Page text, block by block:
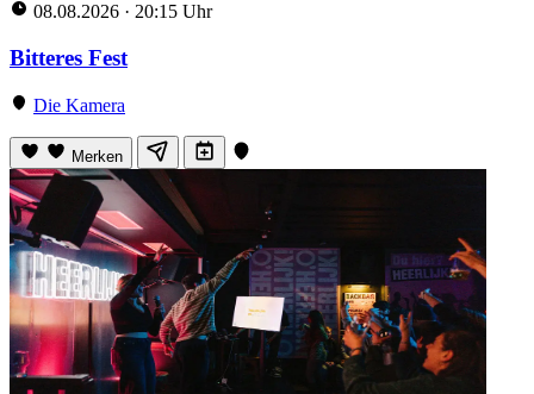
08.08.2026 · 20:15 Uhr
Bitteres Fest
Die Kamera
Merken